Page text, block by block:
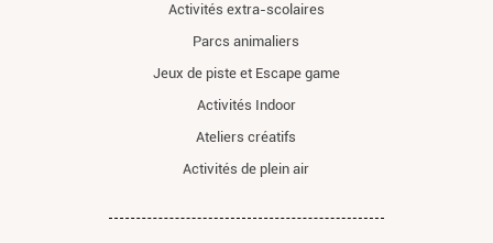
Activités extra-scolaires
Parcs animaliers
Jeux de piste et Escape game
Activités Indoor
Ateliers créatifs
Activités de plein air